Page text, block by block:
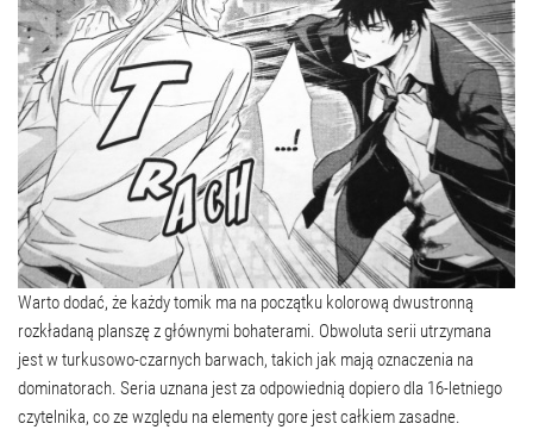
Warto dodać, że każdy tomik ma na początku kolorową dwustronną
rozkładaną planszę z głównymi bohaterami. Obwoluta serii utrzymana
jest w turkusowo-czarnych barwach, takich jak mają oznaczenia na
dominatorach. Seria uznana jest za odpowiednią dopiero dla 16-letniego
czytelnika, co ze względu na elementy gore jest całkiem zasadne.